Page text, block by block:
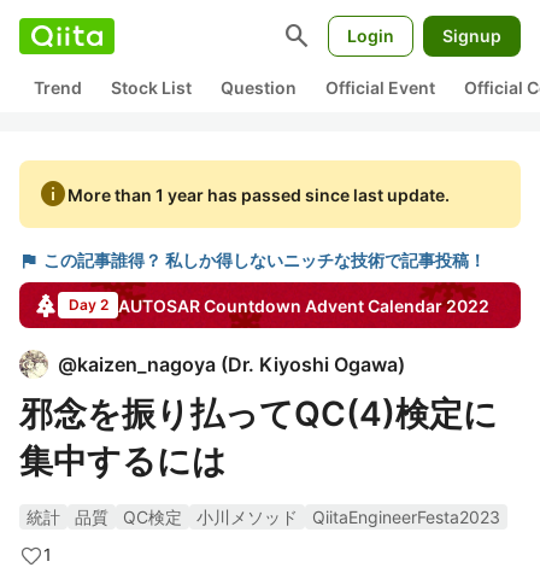
search Login Signup
Trend Stock List Question Official Event Official
infoMore than 1 year has passed since last update.
flag この記事誰得？ 私しか得しないニッチな技術で記事投稿！
Day 2 AUTOSAR Countdown Advent Calendar 2022
@kaizen_nagoya (Dr. Kiyoshi Ogawa)
邪念を振り払ってQC(4)検定に
集中するには
統計 品質 QC検定 小川メソッド
QiitaEngineerFesta2023
1